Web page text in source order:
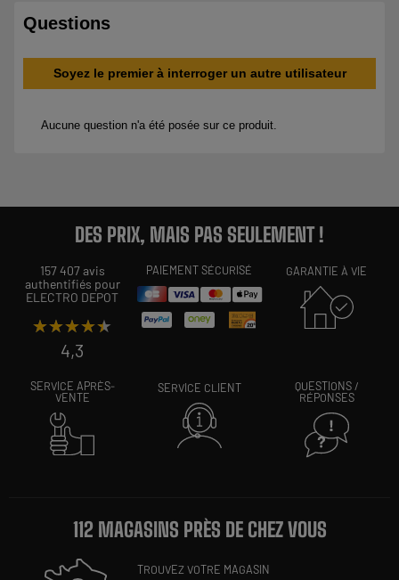
DES PRIX, MAIS PAS SEULEMENT !
157 407 avis
authentifiés pour
ELECTRO DEPOT
★★★★★
★★★★★
4,3
PAIEMENT SÉCURISÉ GARANTIE À VIE
SERVICE APRÈS-
VENTE
SERVICE CLIENT
QUESTIONS /
RÉPONSES
112 MAGASINS PRÈS DE CHEZ VOUS
TROUVEZ VOTRE MAGASIN